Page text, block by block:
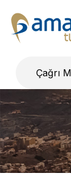
Çağrı